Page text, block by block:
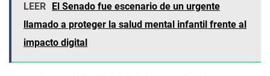
LEER
El Senado fue escenario de un urgente
llamado a proteger la salud mental infantil frente al
impacto digital